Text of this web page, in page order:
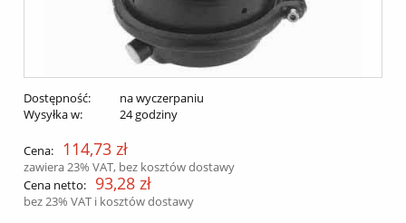
Dostępność:
na wyczerpaniu
Wysyłka w:
24 godziny
Cena: 114,73 zł
zawiera 23% VAT, bez kosztów dostawy
Cena netto:
93,28 zł
bez 23% VAT i kosztów dostawy